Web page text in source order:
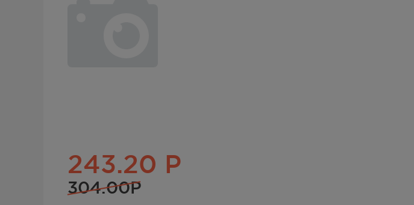
243.20 Р
304.00Р